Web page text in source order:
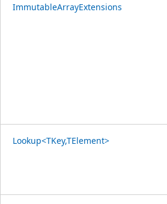
ImmutableArrayExtensions
Lookup<TKey,TElement>